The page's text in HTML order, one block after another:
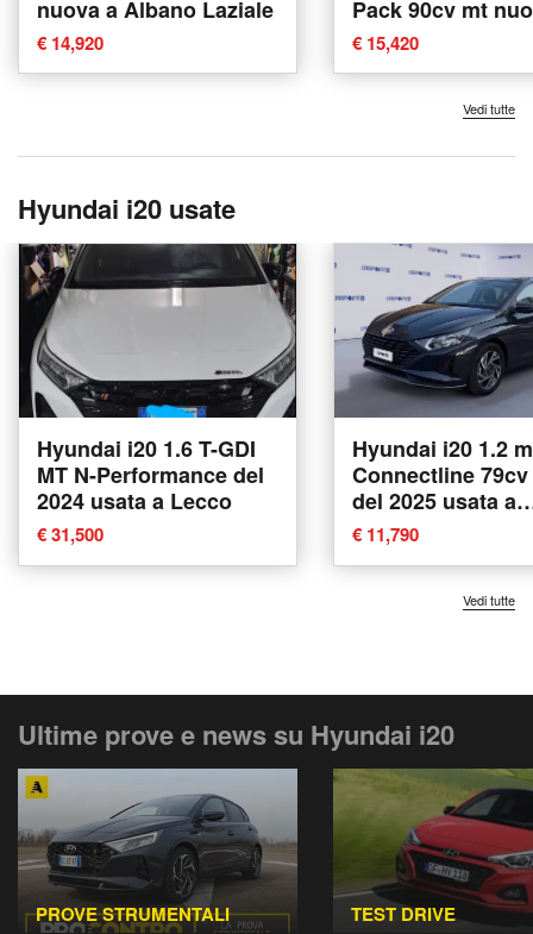
nuova a Albano Laziale
€ 14,920
Pack 90cv mt
Albano Laziale
€ 15,420
Vedi tutte
Hyundai i20 usate
Hyundai i20 1.6 T-GDI
MT N-Performance del
2024 usata a Lecco
€ 31,500
Hyundai i20 1.2
Connectline
del 2025 usata a
Albano Laziale
€ 11,790
Vedi tutte
Ultime prove e news su Hyundai i20
PROVE STRUMENTALI TEST DRIVE